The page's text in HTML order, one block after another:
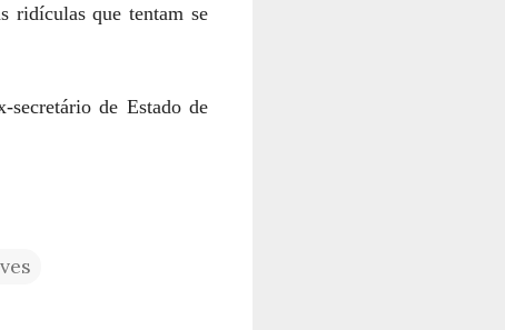
ridículas que tentam se
de Estado de